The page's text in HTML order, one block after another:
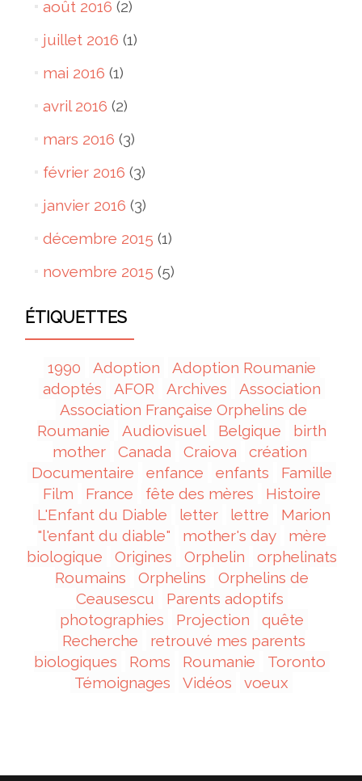
août 2016 (2)
juillet 2016 (1)
mai 2016 (1)
avril 2016 (2)
mars 2016 (3)
février 2016 (3)
janvier 2016 (3)
décembre 2015 (1)
novembre 2015 (5)
ÉTIQUETTES
1990 Adoption
Adoption Roumanie
adoptés
AFOR Archives
Association
Association Française Orphelins de
Roumanie
Audiovisuel Belgique
birth
mother
Canada Craiova
création
Documentaire
enfance enfants
Famille
Film
France fête des mères
Histoire
L'Enfant du Diable
letter lettre
Marion
"l'enfant du diable"
mother's day
mère
biologique
Origines Orphelin
orphelinats
Roumains
Orphelins
Orphelins de
Ceausescu
Parents adoptifs
photographies
Projection
quête
Recherche
retrouvé mes parents
biologiques
Roms Roumanie
Toronto
Témoignages
Vidéos voeux